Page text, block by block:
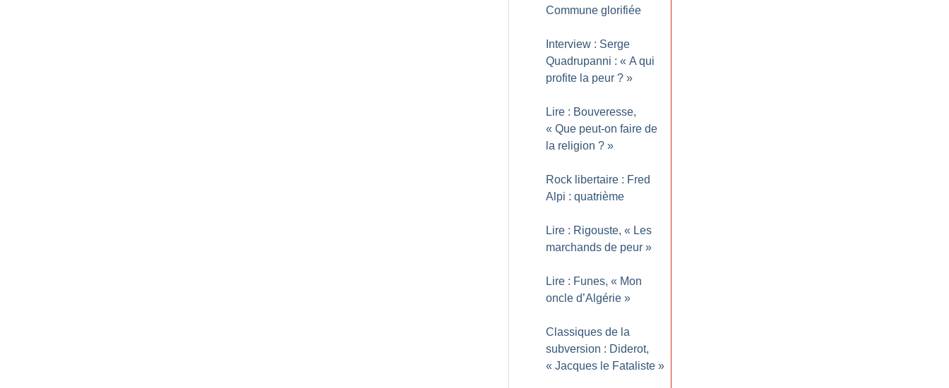
Commune glorifiée
Interview : Serge
Quadrupanni : « A qui
profite la peur ? »
Lire : Bouveresse,
« Que peut-on faire de
la religion ? »
Rock libertaire : Fred
Alpi : quatrième
Lire : Rigouste, « Les
marchands de peur »
Lire : Funes, « Mon
oncle d’Algérie »
Classiques de la
subversion : Diderot,
« Jacques le Fataliste »